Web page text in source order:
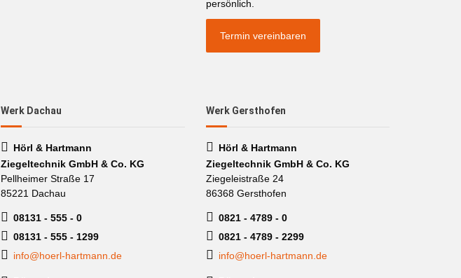
persönlich.
Termin vereinbaren
Werk Dachau
Hörl & Hartmann
Ziegeltechnik GmbH & Co. KG
Pellheimer Straße 17
85221 Dachau
08131 - 555 - 0
08131 - 555 - 1299
info@hoerl-hartmann.de
Werk Gersthofen
Hörl & Hartmann
Ziegeltechnik GmbH & Co. KG
Ziegeleistraße 24
86368 Gersthofen
0821 - 4789 - 0
0821 - 4789 - 2299
info@hoerl-hartmann.de